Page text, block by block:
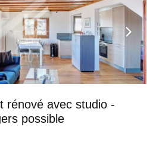
rénové avec studio -
possible